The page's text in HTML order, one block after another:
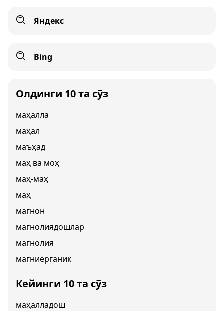
Яндекс
Bing
Олдинги 10 та сўз
маҳалла
маҳал
маъҳад
маҳ ва моҳ
маҳ-маҳ
маҳ
магнон
магнолиядошлар
магнолия
магниёрганик
Кейинги 10 та сўз
маҳалладош